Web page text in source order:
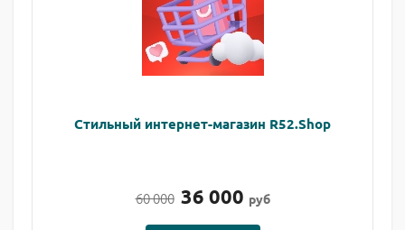
Стильный интернет-магазин R52.Shop
60 000 36 000 руб